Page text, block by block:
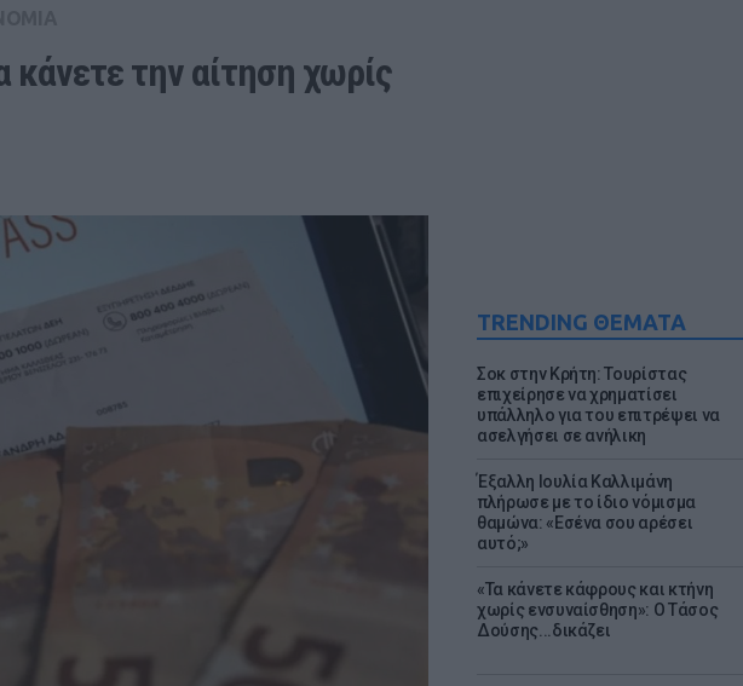
TRENDING ΘΕΜΑΤΑ
Σοκ στην Κρήτη: Τουρίστας
επιχείρησε να χρηματίσει
υπάλληλο για του επιτρέψει να
ασελγήσει σε ανήλικη
Έξαλλη Ιουλία Καλλιμάνη
πλήρωσε με το ίδιο νόμισμα
θαμώνα: «Εσένα σου αρέσει
αυτό;»
«Τα κάνετε κάφρους και κτήνη
χωρίς ενσυναίσθηση»: Ο Τάσος
Δούσης...δικάζει
την αίτηση χωρίς